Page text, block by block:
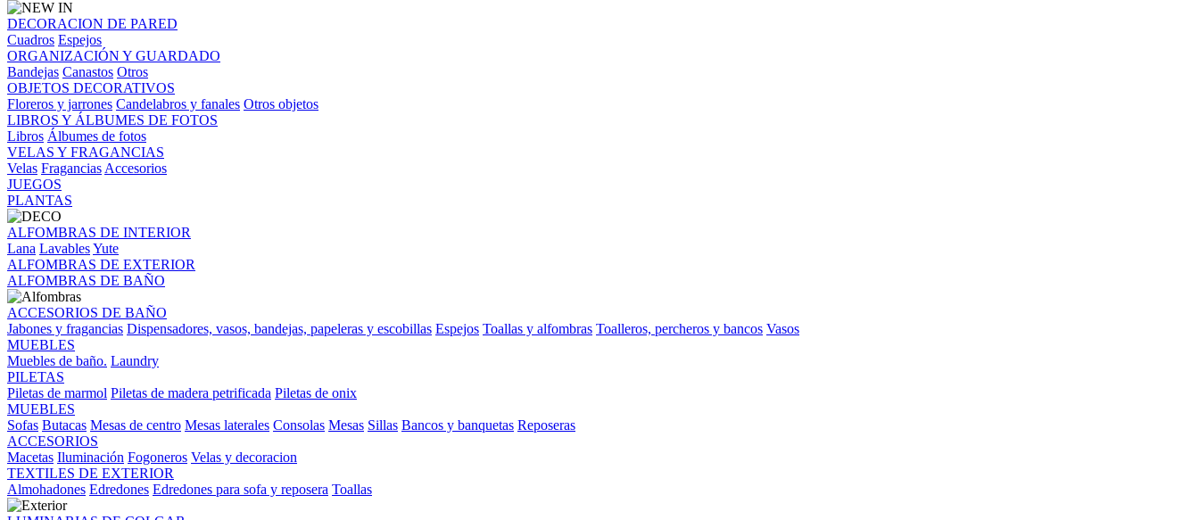
DECORACION DE PARED
Cuadros Espejos
ORGANIZACIÓN Y GUARDADO
Bandejas Canastos Otros
OBJETOS DECORATIVOS
Floreros y jarrones Candelabros y fanales Otros objetos
LIBROS Y ÁLBUMES DE FOTOS
Libros Álbumes de fotos
VELAS Y FRAGANCIAS
Velas Fragancias Accesorios
JUEGOS
PLANTAS
ALFOMBRAS DE INTERIOR
Lana LavablesYute
ALFOMBRAS DE EXTERIOR
ALFOMBRAS DE BAÑO
ACCESORIOS DE BAÑO
Jabones y fragancias Dispensadores, vasos, bandejas, papeleras y escobillas Espejos Toallas y alfombras Toalleros, percheros y bancos Vasos
MUEBLES
Muebles de baño. Laundry
PILETAS
Piletas de marmol Piletas de madera petrificada Piletas de onix
MUEBLES
Sofas Butacas Mesas de centro Mesas laterales Consolas Mesas Sillas Bancos y banquetas Reposeras
ACCESORIOS
Macetas Iluminación Fogoneros Velas y decoracion
TEXTILES DE EXTERIOR
Almohadones Edredones Edredones para sofa y reposera Toallas